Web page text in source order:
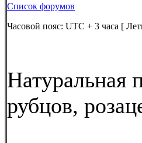
Список форумов
Часовой пояс: UTC + 3 часа [
рубцов,